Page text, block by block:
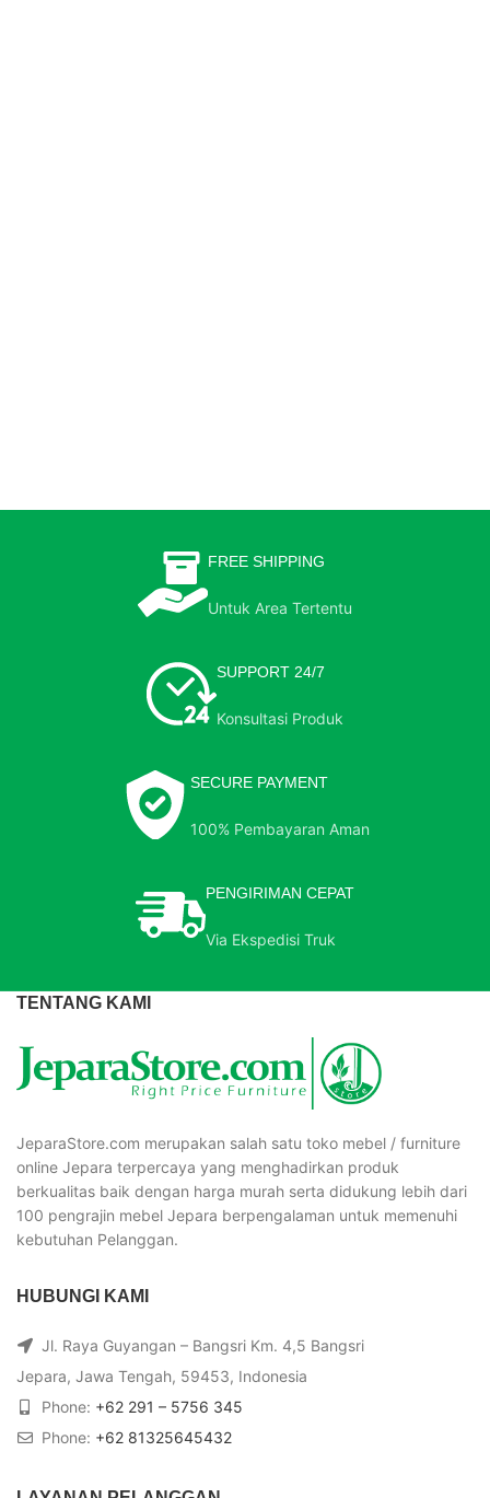
FREE SHIPPING
Untuk Area Tertentu
SUPPORT 24/7
Konsultasi Produk
SECURE PAYMENT
100% Pembayaran Aman
PENGIRIMAN CEPAT
Via Ekspedisi Truk
TENTANG KAMI
JeparaStore.com merupakan salah satu toko mebel / furniture
online Jepara terpercaya yang menghadirkan produk
berkualitas baik dengan harga murah serta didukung lebih dari
100 pengrajin mebel Jepara berpengalaman untuk memenuhi
kebutuhan Pelanggan.
HUBUNGI KAMI
Jl. Raya Guyangan – Bangsri Km. 4,5 Bangsri
Jepara, Jawa Tengah, 59453, Indonesia
Phone: +62 291 – 5756 345
Phone: +62 81325645432